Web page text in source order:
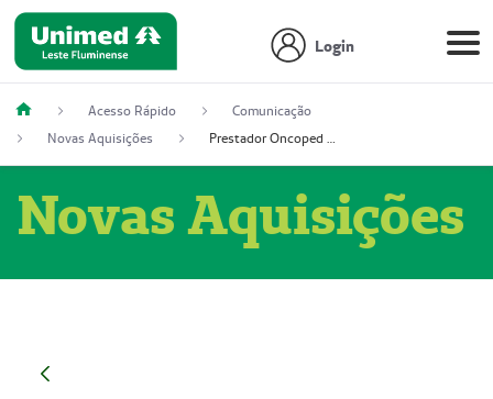
Login
Acesso Rápido
Comunicação
Novas Aquisições
Prestador Oncoped Serviços Médicos (51004335-0)
Novas Aquisições